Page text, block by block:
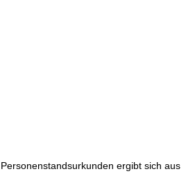
ergibt sich aus